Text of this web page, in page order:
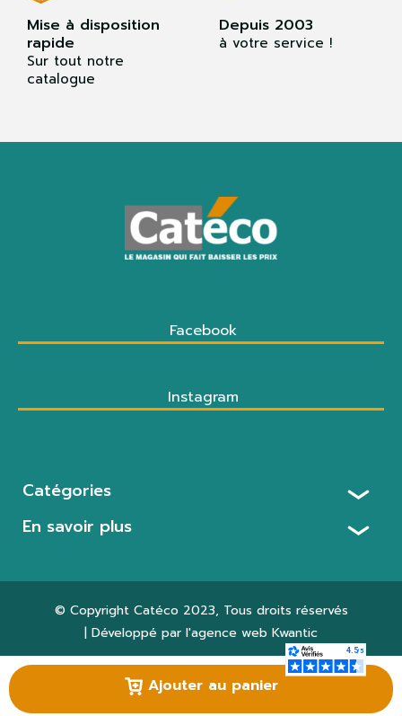
Ajouter au panier
Mise à disposition
rapide
Sur tout notre
catalogue
Depuis 2003
à votre service !
Facebook
Instagram
Catégories
En savoir plus
© Copyright Catéco 2023, Tous droits réservés
| Développé par l'agence web Kwantic
Paramètres des cookies